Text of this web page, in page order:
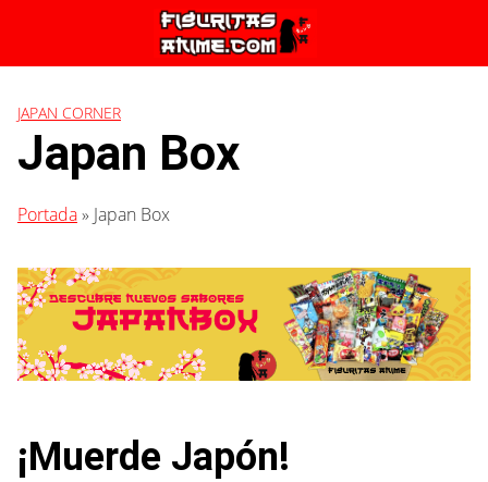
contenido
JAPAN CORNER
Japan Box
Portada» Japan Box
¡Muerde Japón!